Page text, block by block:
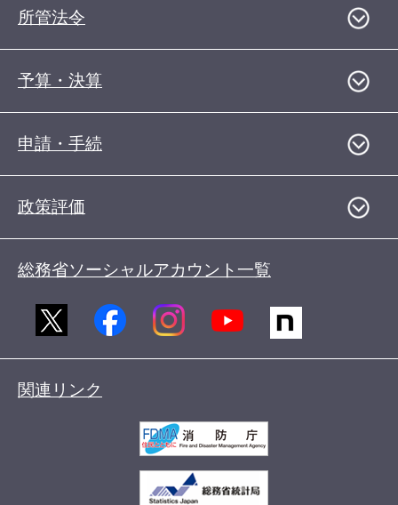
所管法令
予算・決算
申請・手続
政策評価
総務省ソーシャルアカウント一覧
関連リンク